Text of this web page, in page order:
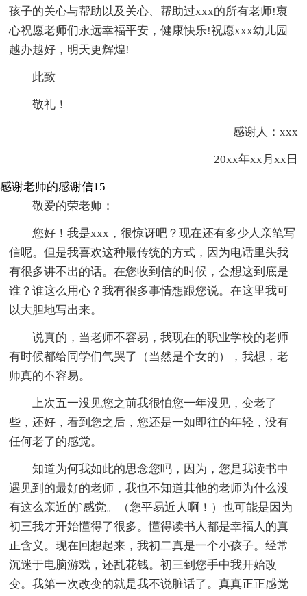
孩子的关心与帮助以及关心、帮助过xxx的所有老师!衷
心祝愿老师们永远幸福平安，健康快乐!祝愿xxx幼儿园
越办越好，明天更辉煌!
此致
敬礼！
感谢人：xxx
20xx年xx月xx日
感谢老师的感谢信15
敬爱的荣老师：
您好！我是xxx，很惊讶吧？现在还有多少人亲笔写
信呢。但是我喜欢这种最传统的方式，因为电话里头我
有很多讲不出的话。在您收到信的时候，会想这到底是
谁？谁这么用心？我有很多事情想跟您说。在这里我可
以大胆地写出来。
说真的，当老师不容易，我现在的职业学校的老师
有时候都给同学们气哭了（当然是个女的），我想，老
师真的不容易。
上次五一没见您之前我很怕您一年没见，变老了
些，还好，看到您之后，您还是一如即往的年轻，没有
任何老了的感觉。
知道为何我如此的思念您吗，因为，您是我读书中
遇见到的最好的老师，我也不知道其他的老师为什么没
有这么亲近的`感觉。（您平易近人啊！）也可能是因为
初三我才开始懂得了很多。懂得读书人都是幸福人的真
正含义。现在回想起来，我初二真是一个小孩子。经常
沉迷于电脑游戏，还乱花钱。初三到您手中我开始改
变。我第一次改变的就是我不说脏话了。真真正正感觉